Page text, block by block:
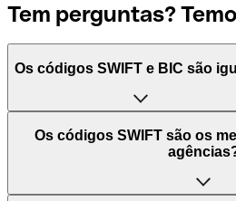
Tem perguntas?
Os códigos SWIFT e BIC são
O acrónimo SWIFT significa
Interbank Financial
Mundiais)". Trata-se de uma rede
Os códigos SWIFT são os